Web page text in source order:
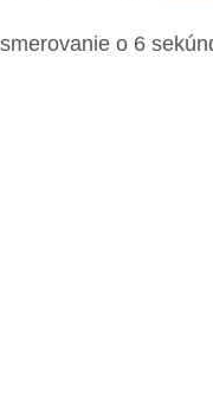
o 6